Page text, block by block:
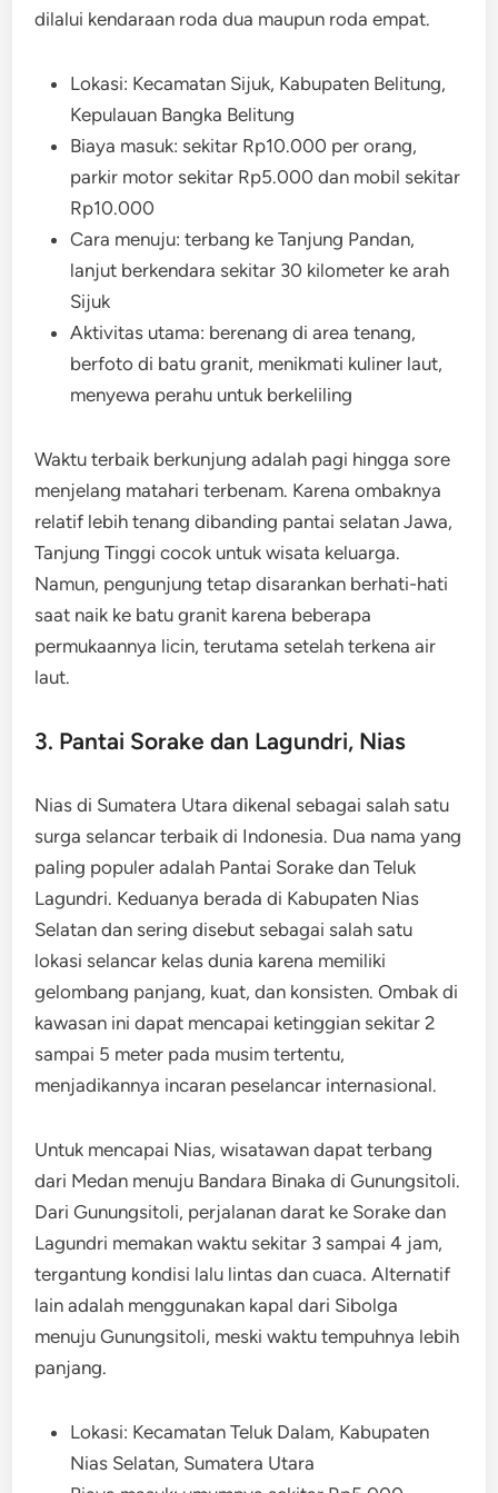
dilalui kendaraan roda dua maupun roda empat.
Lokasi: Kecamatan Sijuk, Kabupaten Belitung,
Kepulauan Bangka Belitung
Biaya masuk: sekitar Rp10.000 per orang,
parkir motor sekitar Rp5.000 dan mobil sekitar
Rp10.000
Cara menuju: terbang ke Tanjung Pandan,
lanjut berkendara sekitar 30 kilometer ke arah
Sijuk
Aktivitas utama: berenang di area tenang,
berfoto di batu granit, menikmati kuliner laut,
menyewa perahu untuk berkeliling
Waktu terbaik berkunjung adalah pagi hingga sore
menjelang matahari terbenam. Karena ombaknya
relatif lebih tenang dibanding pantai selatan Jawa,
Tanjung Tinggi cocok untuk wisata keluarga.
Namun, pengunjung tetap disarankan berhati-hati
saat naik ke batu granit karena beberapa
permukaannya licin, terutama setelah terkena air
laut.
3. Pantai Sorake dan Lagundri, Nias
Nias di Sumatera Utara dikenal sebagai salah satu
surga selancar terbaik di Indonesia. Dua nama yang
paling populer adalah Pantai Sorake dan Teluk
Lagundri. Keduanya berada di Kabupaten Nias
Selatan dan sering disebut sebagai salah satu
lokasi selancar kelas dunia karena memiliki
gelombang panjang, kuat, dan konsisten. Ombak di
kawasan ini dapat mencapai ketinggian sekitar 2
sampai 5 meter pada musim tertentu,
menjadikannya incaran peselancar internasional.
Untuk mencapai Nias, wisatawan dapat terbang
dari Medan menuju Bandara Binaka di Gunungsitoli.
Dari Gunungsitoli, perjalanan darat ke Sorake dan
Lagundri memakan waktu sekitar 3 sampai 4 jam,
tergantung kondisi lalu lintas dan cuaca. Alternatif
lain adalah menggunakan kapal dari Sibolga
menuju Gunungsitoli, meski waktu tempuhnya lebih
panjang.
Lokasi: Kecamatan Teluk Dalam, Kabupaten
Nias Selatan, Sumatera Utara